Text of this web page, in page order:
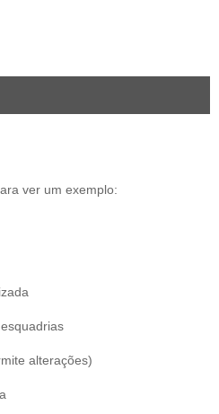
ver um exemplo:
alterações)